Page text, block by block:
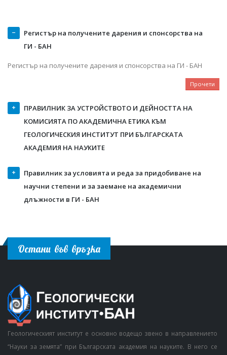
Регистър на получените дарения и спонсорства на
ГИ - БАН
Регистър на получените дарения и спонсорства на ГИ - БАН
Прочети
ПРАВИЛНИК ЗА УСТРОЙСТВОТО И ДЕЙНОСТТА НА
КОМИСИЯТА ПО АКАДЕМИЧНА ЕТИКА КЪМ
ГЕОЛОГИЧЕСКИЯ ИНСТИТУТ ПРИ БЪЛГАРСКАТА
АКАДЕМИЯ НА НАУКИТЕ
Правилник за условията и реда за придобиване на
научни степени и за заемане на академични
длъжности в ГИ - БАН
Остани във връзка
Геологическият институт е основно водещо звено в направлението
“Науки за земята” при Българската академия на науките. В него се